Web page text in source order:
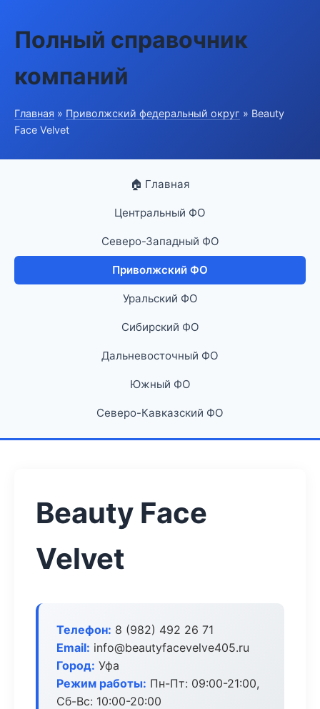
Полный справочник
компаний
Главная » Приволжский федеральный округ » Beauty
Face Velvet
🏠 Главная
Центральный ФО
Северо-Западный ФО
Приволжский ФО
Уральский ФО
Сибирский ФО
Дальневосточный ФО
Южный ФО
Северо-Кавказский ФО
Beauty Face
Velvet
Телефон: 8 (982) 492 26 71
Email: info@beautyfacevelve405.ru
Город: Уфа
Режим работы: Пн-Пт: 09:00-21:00,
Сб-Вс: 10:00-20:00